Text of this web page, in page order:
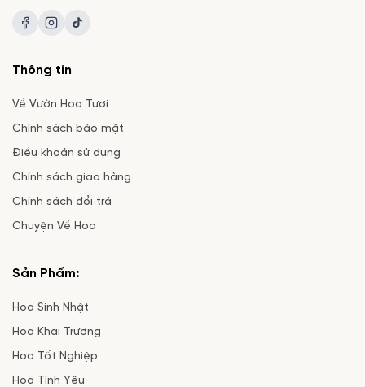
Thông tin
Về Vườn Hoa Tươi
Chính sách bảo mật
Điều khoản sử dụng
Chính sách giao hàng
Chính sách đổi trả
Chuyện Về Hoa
Sản Phẩm:
Hoa Sinh Nhật
Hoa Khai Trương
Hoa Tốt Nghiệp
Hoa Tình Yêu